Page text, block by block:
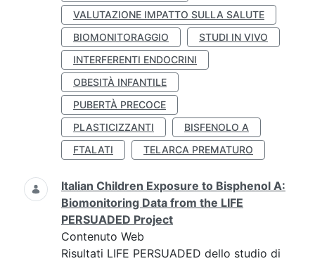
VALUTAZIONE IMPATTO SULLA SALUTE
BIOMONITORAGGIO
STUDI IN VIVO
INTERFERENTI ENDOCRINI
OBESITÀ INFANTILE
PUBERTÀ PRECOCE
PLASTICIZZANTI
BISFENOLO A
FTALATI
TELARCA PREMATURO
Italian Children Exposure to Bisphenol A:
Biomonitoring Data from the LIFE
PERSUADED Project
Contenuto Web
Risultati LIFE PERSUADED dello studio di